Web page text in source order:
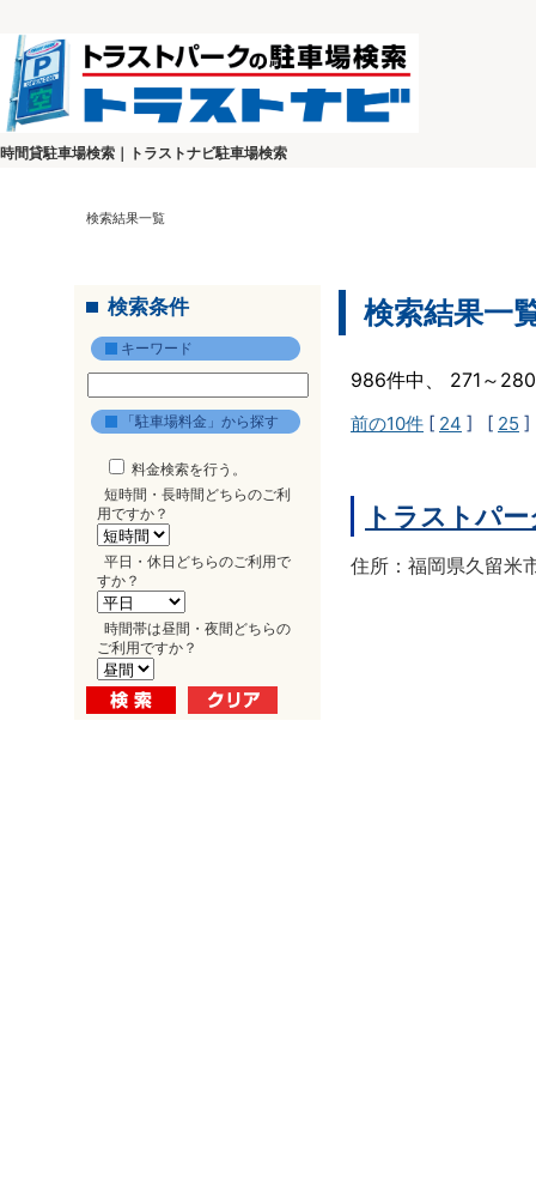
時間貸駐車場検索｜トラストナビ駐車場検索
検索結果一覧
検索条件
キーワード
「駐車場料金」から探す
料金検索を行う。
短時間・長時間どちらのご利
用ですか？
平日・休日どちらのご利用で
すか？
時間帯は昼間・夜間どちらの
ご利用ですか？
検索結果一
986件中、 271～
前の10件 [ 24 ] [ 25
トラストパ
住所：福岡県久留米